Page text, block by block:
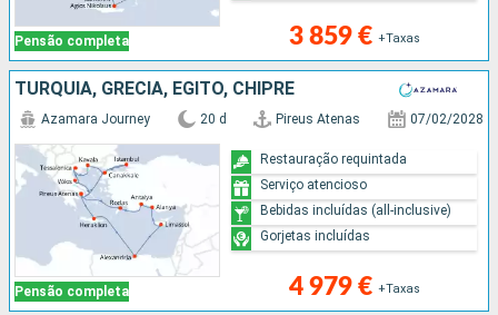
Pensão completa 3 859 € +Taxas
TURQUIA, GRÉCIA, EGITO, CHIPRE
Pensão completa
Azamara Journey 20 d Pireus Atenas 07/02/2028
4 979 € +Taxas
Restauração requintada
Serviço atencioso
Bebidas incluídas (all-inclusive)
Gorjetas incluídas